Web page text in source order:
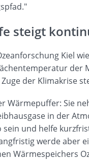
steigt
Kiel
der
der Klimakrise
Wärmepuffer: Sie
in der
und helfe
werde aber
Wärmespeichers